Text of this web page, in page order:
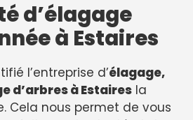
d’élagage
à Estaires
l’entreprise d’élagage,
d’arbres à Estaires la
Cela nous permet de vous